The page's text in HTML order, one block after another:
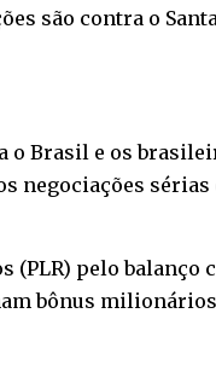
são contra o
o Brasil e os
negociações sérias
(PLR) pelo balanço
bônus